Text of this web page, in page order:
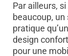
Par ailleurs,
beaucoup, un
pratique
design
pour une